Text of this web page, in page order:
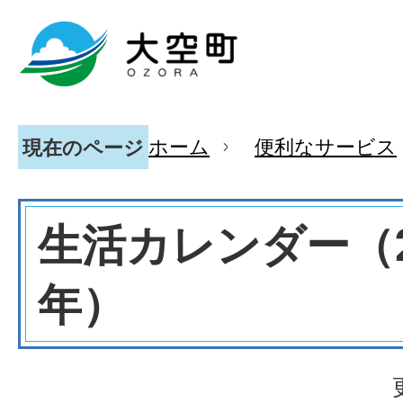
現在のページ ホーム 便利なサービス
生活カレンダー
年）